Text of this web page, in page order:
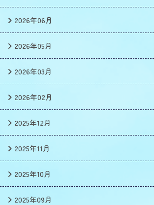
2026年06月
2026年05月
2026年03月
2026年02月
2025年12月
2025年11月
2025年10月
2025年09月